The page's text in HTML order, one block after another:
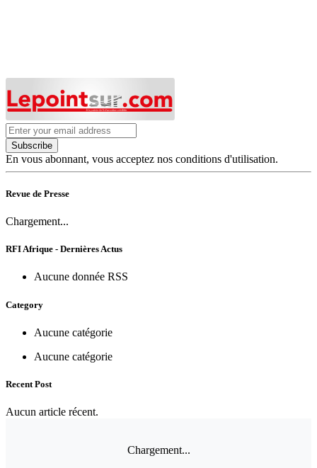
Subscribe
En vous abonnant, vous acceptez nos conditions d'utilisation.
Revue de Presse
Chargement...
RFI Afrique - Dernières Actus
Aucune donnée RSS
Category
Aucune catégorie
Aucune catégorie
Recent Post
Aucun article récent.
Chargement...